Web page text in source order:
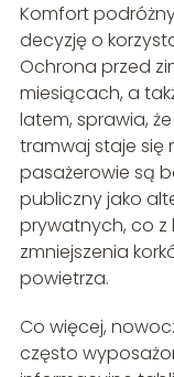
Komfort
decyzję o
Ochrona przed
miesiącach, a
latem, sprawia,
tramwaj staje się
pasażerowie są
publiczny jako
prywatnych, co z
zmniejszenia
powietrza.
Co więcej,
często